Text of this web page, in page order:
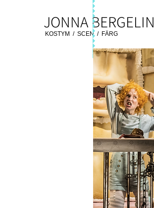
JONNA BERGELIN
KOSTYM / SCEN / FÄRG